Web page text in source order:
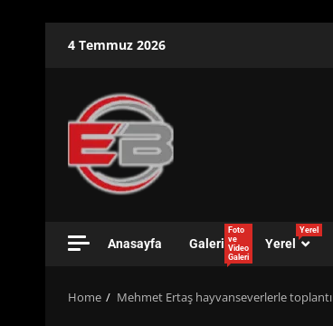
4 Temmuz 2026
Anasayfa Galeri
Foto
ve
Video
Galeri
Yerel
Yerel
Home Mehmet Ertaş hayvanseverlerle toplantı